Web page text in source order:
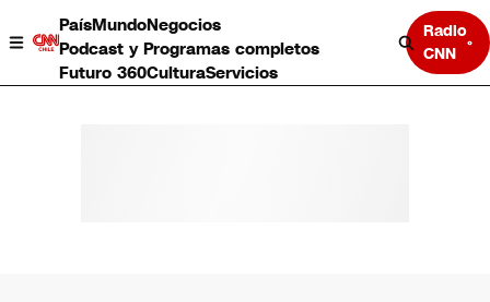
PaísMundoNegocios
Podcast y Programas completos
Futuro 360CulturaServicios
Radio
CNN